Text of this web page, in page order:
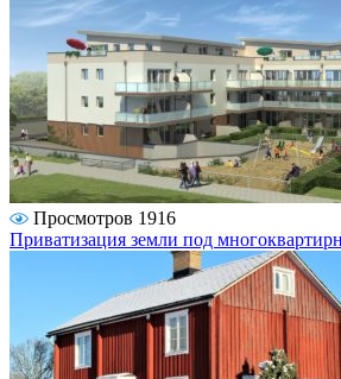
Просмотров 1916
Приватизация земли под